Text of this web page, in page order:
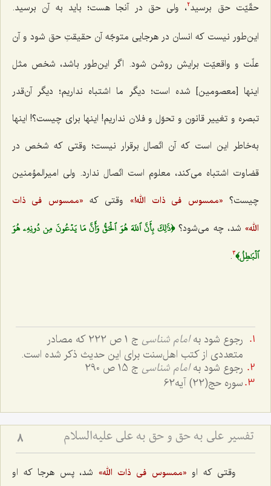
حقّیّت حق برسید2، ولی حق در آنجا هست؛ باید به آن برسید.
این‌طور نیست که انسان در هرجایی متوجّه آن حقیقتِ حق شود و آن
علّت و واقعیّت برایش روشن شود. اگر این‌طور باشد، شخص مثل
اینها [معصومین] شده است؛ دیگر ما اشتباه نداریم؛ دیگر آن‌قدر
تبصره و تغییر قانون و تحوّل و فلان نداریم! اینها برای چیست؟! اینها
به‌خاطر این است که آن اتّصال برقرار نیست؛ وقتی که شخص در
قضاوت اشتباه می‌کند، معلوم است اتّصال ندارد. ولی امیرالمؤمنین
چیست؟ «ممسوس فی ذات الله!» وقتی که «ممسوس فی ذات
الله» شد، چه می‌شود؟﴿‌ذَٰلِكَ بِأَنَّ ٱللَهَ هُوَ ٱلۡحَقُّ وَأَنَّ مَا يَدۡعُونَ مِن دُونِهِۦ هُوَ
ٱلۡبَٰطِلُ﴾‌3
.
رجوع شود بهامام شناسی
ج 1 ص 222 که مصادر
متعددی از کتب اهل‌سنت برای این حدیث ذکر شده است.
رجوع شود بهامام شناسی ج 15 ص 290
سوره حج(22) آیه62
تفسیر علی به حق و حق به علی علیه‌السلام 8
وقتی که او «ممسوس فی ذات الله» شد، پس هرجا که او